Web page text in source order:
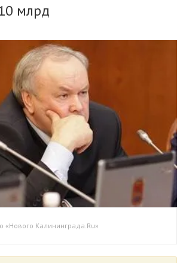
млрд
Калининграда.Ru»